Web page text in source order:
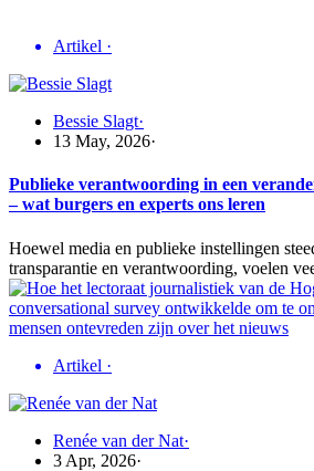
Artikel ·
Bessie Slagt·
13 May, 2026·
Publieke verantwoording in een
– wat burgers en experts ons leren
Hoewel media en publieke instellingen
transparantie en verantwoording, voelen
Artikel ·
Renée van der Nat·
3 Apr, 2026·